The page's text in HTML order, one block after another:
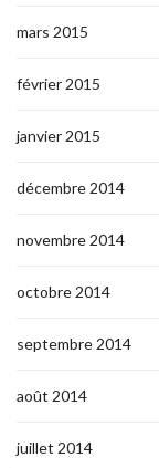
mars 2015
février 2015
janvier 2015
décembre 2014
novembre 2014
octobre 2014
septembre 2014
août 2014
juillet 2014